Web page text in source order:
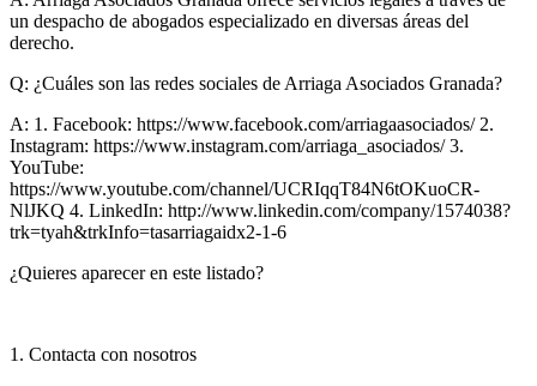
un despacho de abogados especializado en diversas áreas del
derecho.
Q: ¿Cuáles son las redes sociales de Arriaga Asociados Granada?
A: 1. Facebook: https://www.facebook.com/arriagaasociados/ 2.
Instagram: https://www.instagram.com/arriaga_asociados/ 3.
YouTube:
https://www.youtube.com/channel/UCRIqqT84N6tOKuoCR-
NlJKQ 4. LinkedIn: http://www.linkedin.com/company/1574038?
trk=tyah&trkInfo=tasarriagaidx2-1-6
¿Quieres aparecer en este listado?
1. Contacta con nosotros